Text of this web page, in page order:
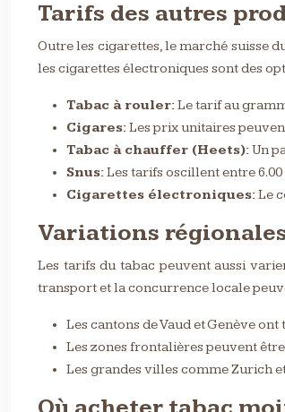
Tarifs des autres
Outre les cigarettes, le marché suisse
les cigarettes électroniques sont des
Tabac à rouler:Le tarif au
Cigares:Les prix unitaires
Tabac à chauffer (Heets):Un
Snus:Les tarifs oscillent entre 6.00
Cigarettes électroniques:Le
Variations
Les tarifs du tabac peuvent aussi
transport et la concurrence locale
Les cantons de Vaud et Genève
Les zones frontalières peuvent
Les grandes villes comme Zurich